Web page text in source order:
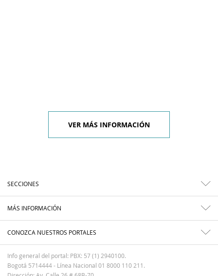
VER MÁS INFORMACIÓN
SECCIONES
MÁS INFORMACIÓN
CONOZCA NUESTROS PORTALES
Info general del portal: PBX: 57 (1) 2940100.
Bogotá 5714444 - Línea Nacional 01 8000 110 211.